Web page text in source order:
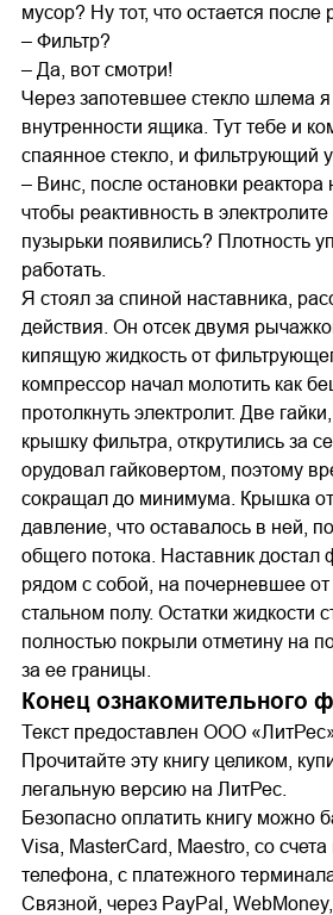
мусор? Ну тот, что остается после
– Фильтр?
– Да, вот смотри!
Через запотевшее стекло шлема я
внутренности ящика. Тут тебе и
спаянное стекло, и фильтрующий
– Винс, после остановки реактора
чтобы реактивность в
пузырьки появились? Плотность
работать.
Я стоял за спиной наставника,
действия. Он отсек двумя
кипящую жидкость от
компрессор начал молотить как
протолкнуть электролит. Две
крышку фильтра, открутились за
орудовал гайковертом, поэтому
сокращал до минимума. Крышка
давление, что оставалось в ней,
общего потока. Наставник достал
рядом с собой, на почерневшее
стальном полу. Остатки жидкости
полностью покрыли отметину на
за ее границы.
Конец ознакомительного
Текст предоставлен ООО
Прочитайте эту книгу целиком,
легальную версию на ЛитРес.
Безопасно оплатить книгу можно
Visa, MasterCard, Maestro, со
телефона, с платежного
Связной, через PayPal,